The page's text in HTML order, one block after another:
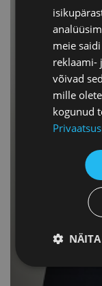
meie
reklaami-
võivad
mille
kogunud
NÄITA